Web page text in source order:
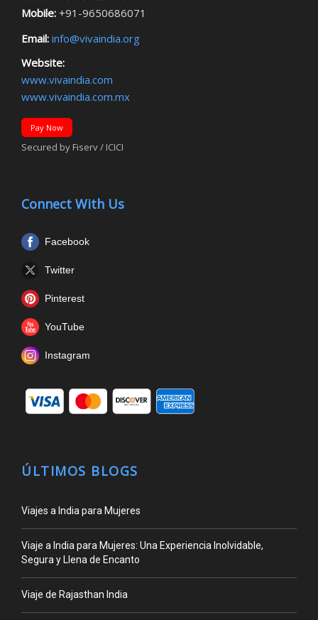
Mobile: +91-9650686071
Email: info@vivaindia.org
Website:
www.vivaindia.com
www.vivaindia.com.mx
Pay Now
Secured by Fiserv / ICICI
Connect With Us
Facebook
Twitter
Pinterest
YouTube
Instagram
ÚLTIMOS BLOGS
Viajes a India para Mujeres
Viaje a India para Mujeres: Una Experiencia Inolvidable,
Segura y Llena de Encanto
Viaje de Rajasthan India